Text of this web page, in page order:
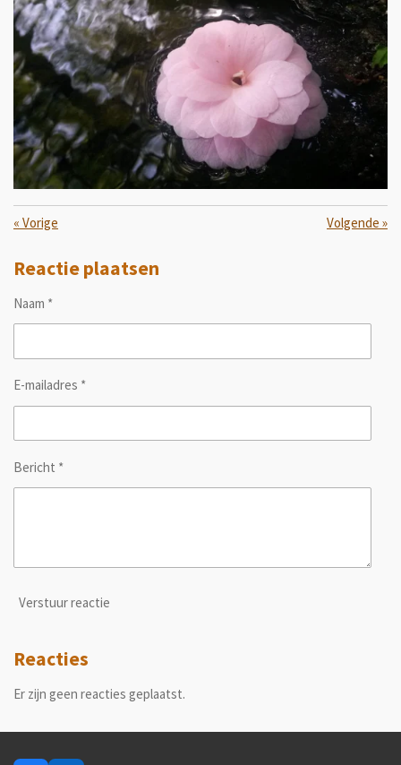
« Vorige Volgende »
Reactie plaatsen
Naam *
E-mailadres *
Bericht *
Verstuur reactie
Reacties
Er zijn geen reacties geplaatst.